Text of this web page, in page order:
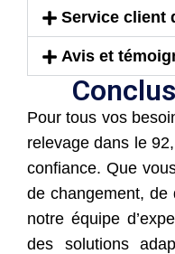
Service client
Avis et
Pour tous vos
relevage dans le
confiance. Que
de changement, de
notre équipe
des solutions